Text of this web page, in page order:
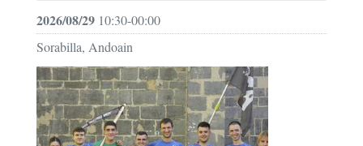
2026/08/29 10:30-00:00
Sorabilla, Andoain